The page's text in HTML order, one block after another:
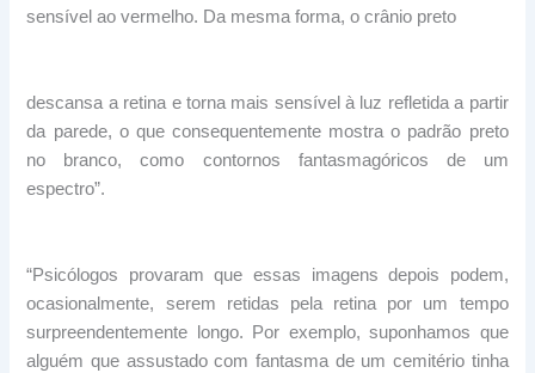
sensível ao vermelho. Da mesma forma, o crânio preto
descansa a retina e torna mais sensível à luz refletida a partir
da parede, o que consequentemente mostra o padrão preto
no branco, como contornos fantasmagóricos de um
espectro”.
“Psicólogos provaram que essas imagens depois podem,
ocasionalmente, serem retidas pela retina por um tempo
surpreendentemente longo. Por exemplo, suponhamos que
alguém que assustado com fantasma de um cemitério tinha